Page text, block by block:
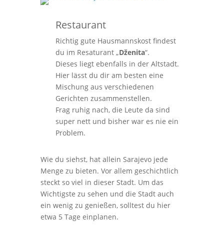
Restaurant
Richtig gute Hausmannskost findest
du im Resaturant „Dženita“.
Dieses liegt ebenfalls in der Altstadt.
Hier lässt du dir am besten eine
Mischung aus verschiedenen
Gerichten zusammenstellen.
Frag ruhig nach, die Leute da sind
super nett und bisher war es nie ein
Problem.
Wie du siehst, hat allein Sarajevo jede
Menge zu bieten. Vor allem geschichtlich
steckt so viel in dieser Stadt. Um das
Wichtigste zu sehen und die Stadt auch
ein wenig zu genießen, solltest du hier
etwa 5 Tage einplanen.